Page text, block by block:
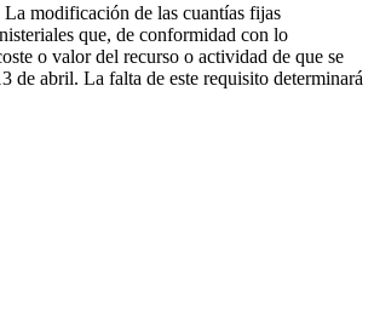
modificación de las cuantías fijas
que, de conformidad con lo
o valor del recurso o actividad de que se
de abril. La falta de este requisito determinará